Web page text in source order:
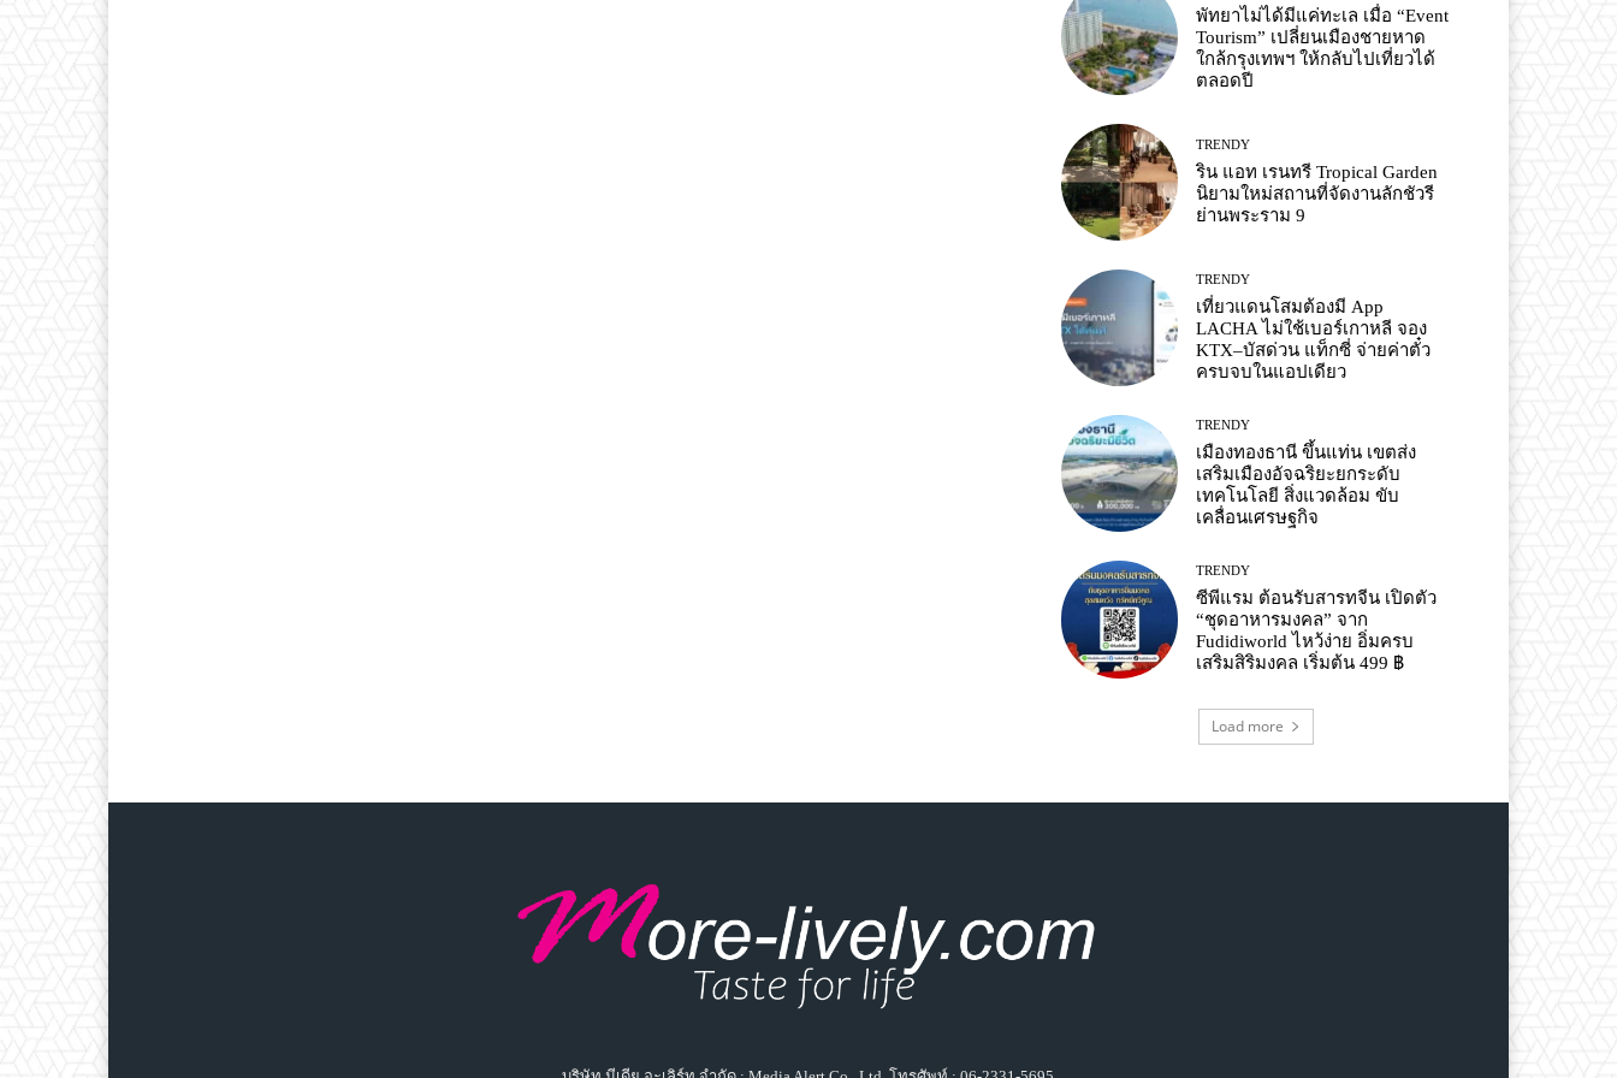
พัทยาไม่ได้มีแค่ทะเล เมื่อ “Event
Tourism” เปลี่ยนเมืองชายหาด
ใกล้กรุงเทพฯ ให้กลับไปเที่ยวได้
ตลอดปี
TRENDY
ริน แอท เรนทรี Tropical Garden
นิยามใหม่สถานที่จัดงานลักชัวรี
ย่านพระราม 9
TRENDY
เที่ยวแดนโสมต้องมี App
LACHA ไม่ใช้เบอร์เกาหลี จอง
KTX–บัสด่วน แท็กซี่ จ่ายค่าตั๋ว
ครบจบในแอปเดียว
TRENDY
เมืองทองธานี ขึ้นแท่น เขตส่ง
เสริมเมืองอัจฉริยะยกระดับ
เทคโนโลยี สิ่งแวดล้อม ขับ
เคลื่อนเศรษฐกิจ
TRENDY
ซีพีแรม ต้อนรับสารทจีน เปิดตัว
“ชุดอาหารมงคล” จาก
Fudidiworld ไหว้ง่าย อิ่มครบ
เสริมสิริมงคล เริ่มต้น 499 ฿
Load more